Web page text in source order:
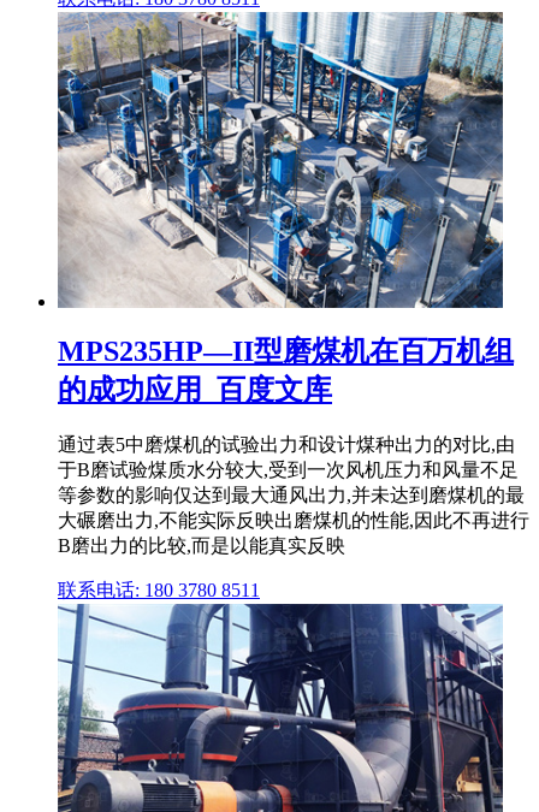
MPS235HP—II型磨煤机在百万机组
的成功应用_百度文库
通过表5中磨煤机的试验出力和设计煤种出力的对比,由
于B磨试验煤质水分较大,受到一次风机压力和风量不足
等参数的影响仅达到最大通风出力,并未达到磨煤机的最
大碾磨出力,不能实际反映出磨煤机的性能,因此不再进行
B磨出力的比较,而是以能真实反映
联系电话: 180 3780 8511